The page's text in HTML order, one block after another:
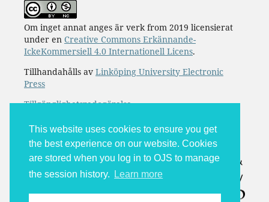
This website uses cookies to ensure you get
the best experience on our website. Cookies
are stored when you log in to OJS to manage
the session history.
Learn more
Om inget annat anges är verk from 2019 licensierat
under en Creative Commons Erkännande-
IckeKommersiell 4.0 Internationell Licens.
Tillhandahålls av Linköping University Electronic
Press
Tillgänglighetsredogörelse